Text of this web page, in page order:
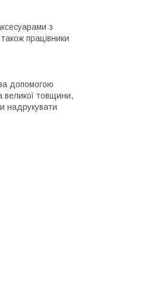
з
працівники
допомогою
великої товщини,
надрукувати